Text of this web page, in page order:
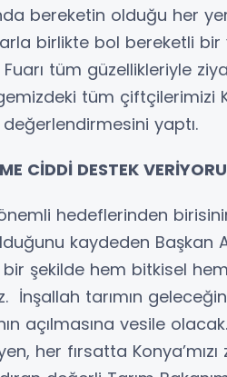
bereketin olduğu her
birlikte bol bereketli bir
tüm güzellikleriyle
tüm çiftçilerimizi
yaptı.
CİDDİ DESTEK
hedeflerinden
kaydeden Başkan
bir şekilde hem bitkisel
tarımın
açılmasına vesile
her fırsatta